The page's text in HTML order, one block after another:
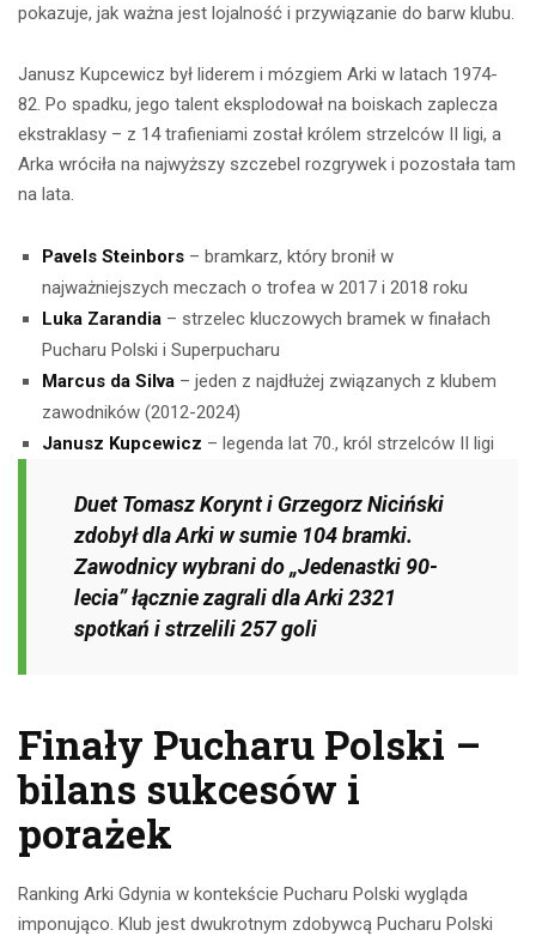
pokazuje, jak ważna jest lojalność i przywiązanie do barw klubu.
Janusz Kupcewicz był liderem i mózgiem Arki w latach 1974-
82. Po spadku, jego talent eksplodował na boiskach zaplecza
ekstraklasy – z 14 trafieniami został królem strzelców II ligi, a
Arka wróciła na najwyższy szczebel rozgrywek i pozostała tam
na lata.
Pavels Steinbors – bramkarz, który bronił w
najważniejszych meczach o trofea w 2017 i 2018 roku
Luka Zarandia – strzelec kluczowych bramek w finałach
Pucharu Polski i Superpucharu
Marcus da Silva – jeden z najdłużej związanych z klubem
zawodników (2012-2024)
Janusz Kupcewicz – legenda lat 70., król strzelców II ligi
Duet Tomasz Korynt i Grzegorz Niciński
zdobył dla Arki w sumie 104 bramki.
Zawodnicy wybrani do „Jedenastki 90-
lecia” łącznie zagrali dla Arki 2321
spotkań i strzelili 257 goli
Finały Pucharu Polski –
bilans sukcesów i
porażek
Ranking Arki Gdynia w kontekście Pucharu Polski wygląda
imponująco. Klub jest dwukrotnym zdobywcą Pucharu Polski